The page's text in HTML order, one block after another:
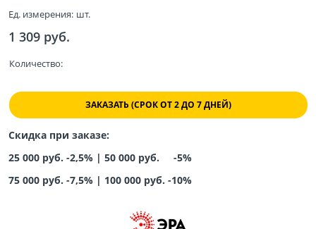
Ед. измерения: шт.
1 309 руб.
Количество:
ЗАКАЗАТЬ (СРОК ОТ 2 ДО 7 ДНЕЙ)
Скидка при заказе:
25 000 руб. -2,5% | 50 000 руб. -5%
75 000 руб. -7,5% | 100 000 руб. -10%